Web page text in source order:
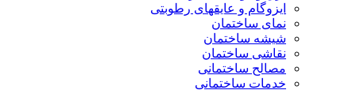
ایزوگام و عایقهای رطوبتی
نمای ساختمان
شیشه ساختمان
نقاشی ساختمان
مصالح ساختمانی
خدمات ساختمانی